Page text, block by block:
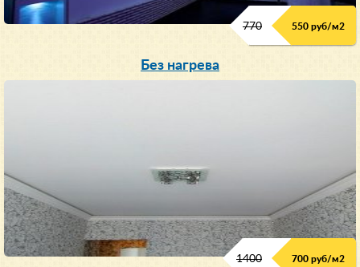
770 550 руб/м2
Без нагрева
1400 700 руб/м2